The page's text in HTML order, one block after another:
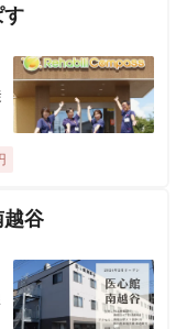
・大宮吉野町
町田
町１階
みずほ台
相模台
谷